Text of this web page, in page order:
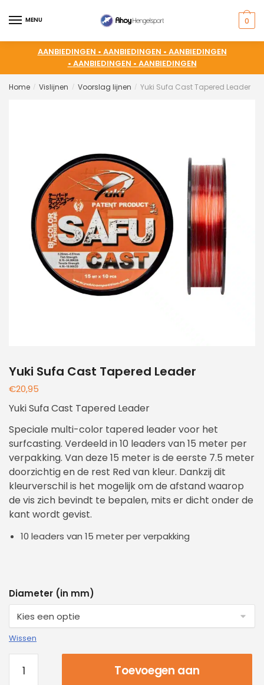
MENU 0
AANBIEDINGEN • AANBIEDINGEN • AANBIEDINGEN
• AANBIEDINGEN • AANBIEDINGEN
Home / Vislijnen / Voorslag lijnen / Yuki Sufa Cast Tapered Leader
Yuki Sufa Cast Tapered Leader
€20,95
Yuki Sufa Cast Tapered Leader
Speciale multi-color tapered leader voor het
surfcasting. Verdeeld in 10 leaders van 15 meter per
verpakking. Van deze 15 meter is de eerste 7.5 meter
doorzichtig en de rest Red van kleur. Dankzij dit
kleurverschil is het mogelijk om de afstand waarop
de vis zich bevindt te bepalen, mits er dicht onder de
kant wordt gevist.
10 leaders van 15 meter per verpakking
Diameter (in mm)
Wissen
Toevoegen aan